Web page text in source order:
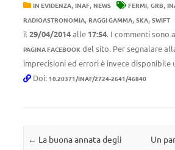
IN EVIDENZA, INAF, NEWS FERMI, GRB,
RADIOASTRONOMIA, RAGGI GAMMA, SKA, SWIFT
il 29/04/2014alle 17:54. I commenti sono
PAGINA FACEBOOK del sito. Per segnalare
imprecisioni ed errori è invece disponibile
Doi: 10.20371/INAF/2724-2641/46840
Navigazione articolo
← La buona annata degli
Un